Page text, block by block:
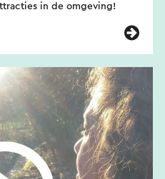
in de omgeving!